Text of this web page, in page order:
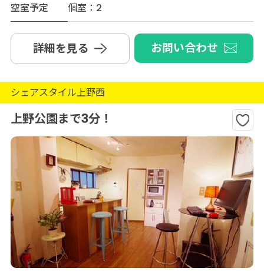
空室予定
個室：2
詳細を見る お問い合わせ
シェアスタイル上野西
上野公園まで3分！